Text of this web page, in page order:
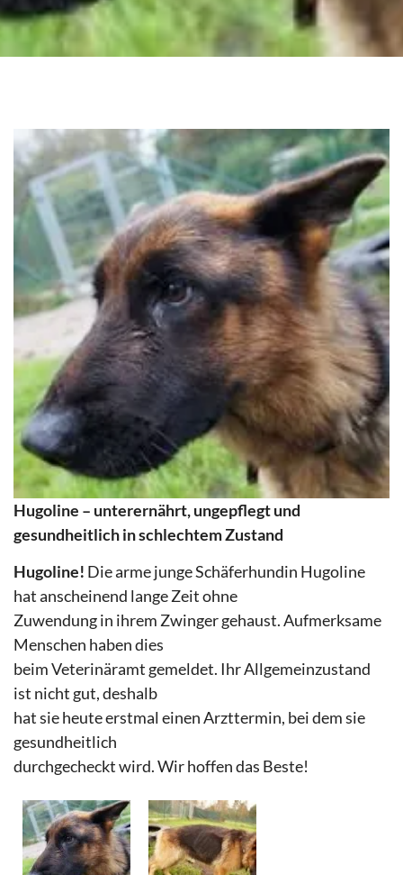
Hugoline – unterernährt, ungepflegt und
gesundheitlich in schlechtem Zustand
Hugoline! Die arme junge Schäferhundin Hugoline
hat anscheinend lange Zeit ohne
Zuwendung in ihrem Zwinger gehaust. Aufmerksame
Menschen haben dies
beim Veterinäramt gemeldet. Ihr Allgemeinzustand
ist nicht gut, deshalb
hat sie heute erstmal einen Arzttermin, bei dem sie
gesundheitlich
durchgecheckt wird. Wir hoffen das Beste!